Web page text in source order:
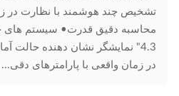
تشخیص چند هوشمند با نظارت در
محاسبه دقیق قدرت• سیستم های
4.3" نمایشگر نشان دهنده حالت
در زمان واقعی با پارامترهای دقی...